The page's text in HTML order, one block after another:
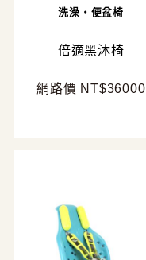
洗澡・便盆椅
倍適黑沐椅
網路價 NT$36000